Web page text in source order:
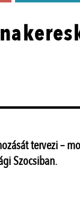
tervezi –
Szocsiban.